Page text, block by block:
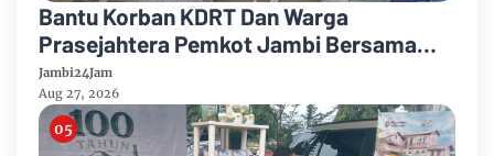
Bantu Korban KDRT Dan Warga
Prasejahtera Pemkot Jambi Bersama
PTPN IV Regional IV Salurkan Paket
Sembako
Jambi24Jam
Aug 27, 2026